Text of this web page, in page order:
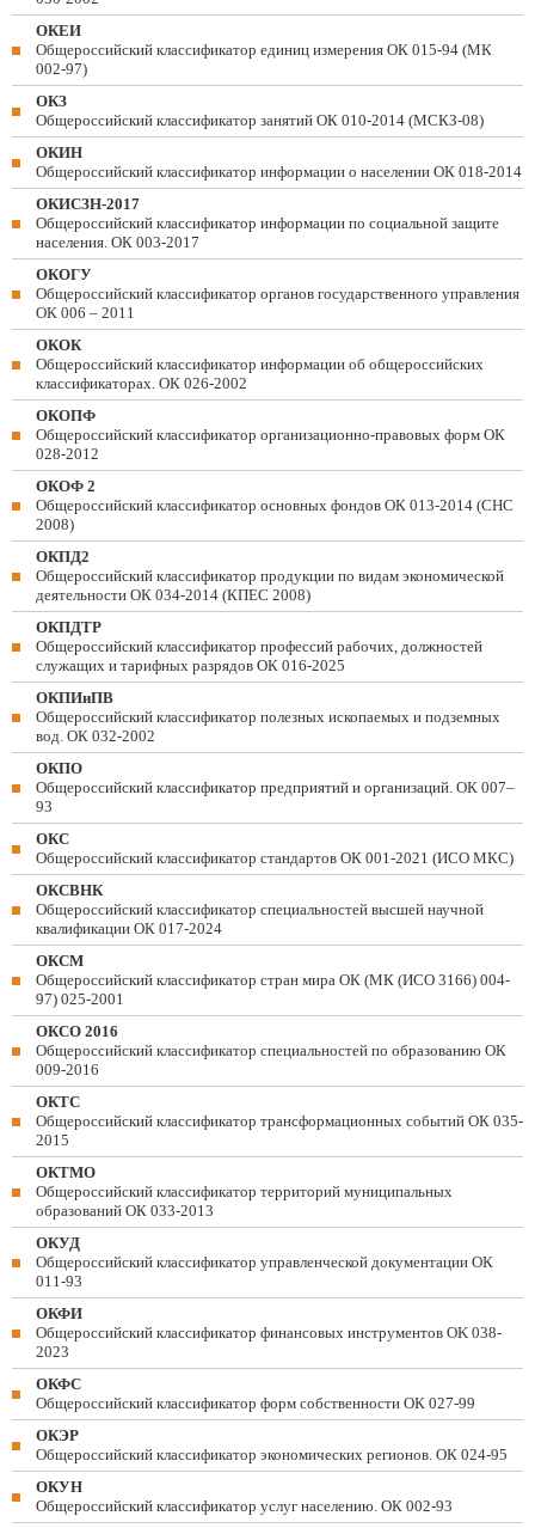
ОКЕИ
Общероссийский классификатор единиц измерения ОК 015-94 (МК
002-97)
ОКЗ
Общероссийский классификатор занятий ОК 010-2014 (МСКЗ-08)
ОКИН
Общероссийский классификатор информации о населении ОК 018-2014
ОКИСЗН-2017
Общероссийский классификатор информации по социальной защите
населения. ОК 003-2017
ОКОГУ
Общероссийский классификатор органов государственного управления
ОК 006 – 2011
ОКОК
Общероссийский классификатор информации об общероссийских
классификаторах. ОК 026-2002
ОКОПФ
Общероссийский классификатор организационно-правовых форм ОК
028-2012
ОКОФ 2
Общероссийский классификатор основных фондов ОК 013-2014 (СНС
2008)
ОКПД2
Общероссийский классификатор продукции по видам экономической
деятельности ОК 034-2014 (КПЕС 2008)
ОКПДТР
Общероссийский классификатор профессий рабочих, должностей
служащих и тарифных разрядов ОК 016-2025
ОКПИиПВ
Общероссийский классификатор полезных ископаемых и подземных
вод. ОК 032-2002
ОКПО
Общероссийский классификатор предприятий и организаций. ОК 007–
93
ОКС
Общероссийский классификатор стандартов ОК 001-2021 (ИСО МКС)
ОКСВНК
Общероссийский классификатор специальностей высшей научной
квалификации ОК 017-2024
ОКСМ
Общероссийский классификатор стран мира ОК (МК (ИСО 3166) 004-
97) 025-2001
ОКСО 2016
Общероссийский классификатор специальностей по образованию ОК
009-2016
ОКТС
Общероссийский классификатор трансформационных событий ОК 035-
2015
ОКТМО
Общероссийский классификатор территорий муниципальных
образований ОК 033-2013
ОКУД
Общероссийский классификатор управленческой документации ОК
011-93
ОКФИ
Общероссийский классификатор финансовых инструментов OK 038-
2023
ОКФС
Общероссийский классификатор форм собственности ОК 027-99
ОКЭР
Общероссийский классификатор экономических регионов. ОК 024-95
ОКУН
Общероссийский классификатор услуг населению. ОК 002-93